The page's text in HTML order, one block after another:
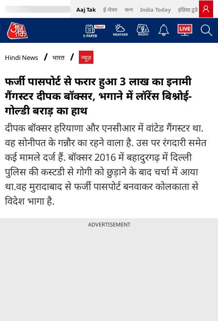
Aaj Tak ई-पेपर বাংলা India Today इंडिया टुडे हिंदी
MumbaiTak Cosmopolitan Harper's Bazaar Northeast
Hindi News भारत न्यूज़
फर्जी पासपोर्ट से फरार हुआ 3 लाख का इनामी
गैंगस्टर दीपक बॉक्सर, भगाने में लॉरेंस बिश्नोई-
गोल्डी बराड़ का हाथ
दीपक बॉक्सर हरियाणा और एनसीआर में वांटेड गैंगस्टर था.
वह सोनीपत के गन्नौर का रहने वाला है. उस पर रंगदारी समेत
कई मामले दर्ज हैं. बॉक्सर 2016 में बहादुरगढ़ में दिल्ली
पुलिस की कस्टडी से गोगी को छुड़ाने के बाद चर्चा में आया
था.वह मुरादाबाद से फर्जी पासपोर्ट बनवाकर कोलकाता से
विदेश भागा है.
ADVERTISEMENT